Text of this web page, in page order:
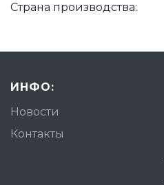
Страна производства:
ИНФО:
Новости
Контакты